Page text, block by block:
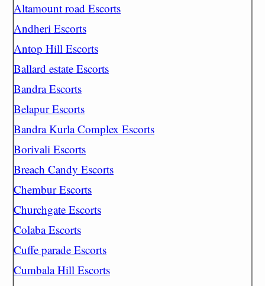
Altamount road Escorts
Andheri Escorts
Antop Hill Escorts
Ballard estate Escorts
Bandra Escorts
Belapur Escorts
Bandra Kurla Complex Escorts
Borivali Escorts
Breach Candy Escorts
Chembur Escorts
Churchgate Escorts
Colaba Escorts
Cuffe parade Escorts
Cumbala Hill Escorts